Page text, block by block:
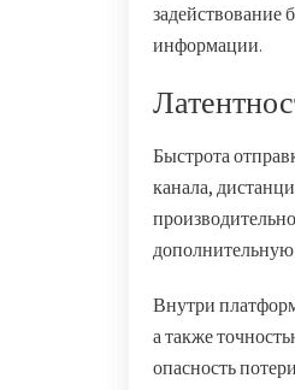
задействование
информации.
Быстрота
канала,
Внутри
а также
опасность